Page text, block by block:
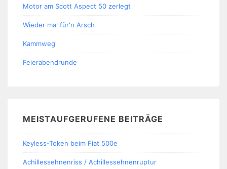
Motor am Scott Aspect 50 zerlegt
Wieder mal für'n Arsch
Kammweg
Feierabendrunde
MEISTAUFGERUFENE BEITRÄGE
Keyless-Token beim Fiat 500e
Achillessehnenriss / Achillessehnenruptur